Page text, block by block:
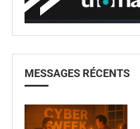
MESSAGES RÉCENTS